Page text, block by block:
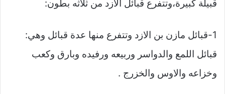
قبيلة كبيرة،وتتفرع قبائل الازد من ثلاثه بطون:
1-قبائل مازن بن الازد وتتفرع منها عدة قبائل وهي:
قبائل اللمع والدواسر وربيعه ورفيده وبارق وكعب
وخزاعه والاوس والخزرج .